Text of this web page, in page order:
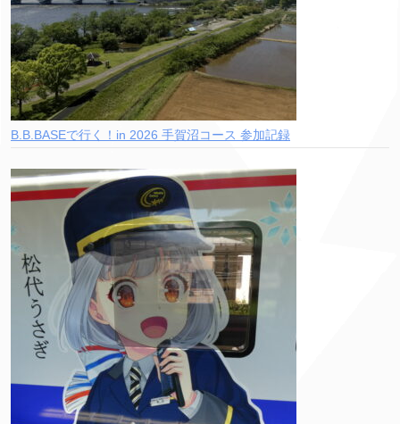
B.B.BASEで行く！in 2026 手賀沼コース 参加記録